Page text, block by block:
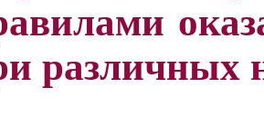
различных